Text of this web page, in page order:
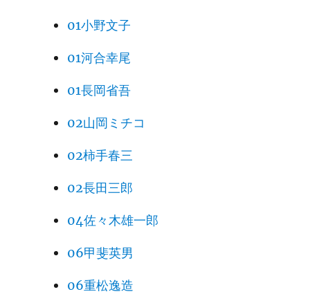
01小野文子
01河合幸尾
01長岡省吾
02山岡ミチコ
02柿手春三
02長田三郎
04佐々木雄一郎
06甲斐英男
06重松逸造